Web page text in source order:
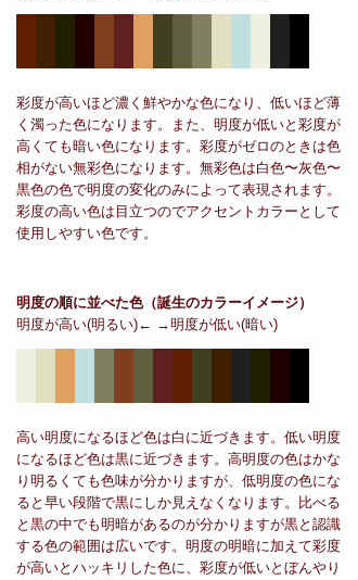
彩度が高いほど濃く鮮やかな色になり、低いほど薄
く濁った色になります。また、明度が低いと彩度が
高くても暗い色になります。彩度がゼロのときは色
相がない無彩色になります。無彩色は白色〜灰色〜
黒色の色で明度の変化のみによって表現されます。
彩度の高い色は目立つのでアクセントカラーとして
使用しやすい色です。
明度の順に並べた色（誕生のカラーイメージ）
明度が高い(明るい)← →明度が低い(暗い)
高い明度になるほど色は白に近づきます。低い明度
になるほど色は黒に近づきます。高明度の色はかな
り明るくても色味が分かりますが、低明度の色にな
ると早い段階で黒にしか見えなくなります。比べる
と黒の中でも明暗があるのが分かりますが黒と認識
する色の範囲は広いです。明度の明暗に加えて彩度
が高いとハッキリした色に、彩度が低いとぼんやり